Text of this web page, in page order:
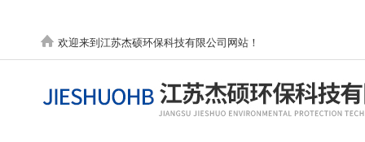
欢迎来到江苏杰硕环保科技有限公司网站！